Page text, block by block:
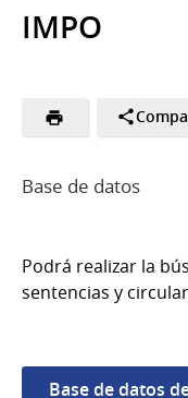
IMPO
Base de datos
Podrá realizar la
sentencias y
Base de datos